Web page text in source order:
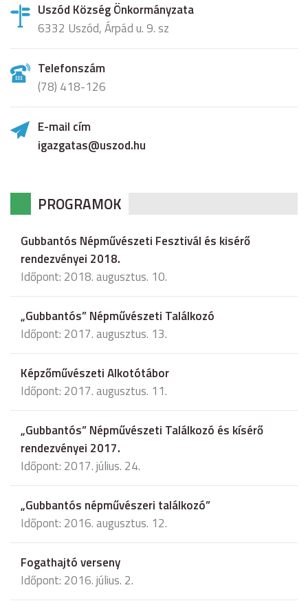
Uszód Község Önkormányzata
6332 Uszód, Árpád u. 9. sz
Telefonszám
(78) 418-126
E-mail cím
igazgatas@uszod.hu
PROGRAMOK
Gubbantós Népművészeti Fesztivál és kisérő
rendezvényei 2018.
Időpont: 2018. augusztus. 10.
„Gubbantós” Népművészeti Találkozó
Időpont: 2017. augusztus. 13.
Képzőművészeti Alkotótábor
Időpont: 2017. augusztus. 11.
„Gubbantós” Népművészeti Találkozó és kísérő
rendezvényei 2017.
Időpont: 2017. július. 24.
„Gubbantós népművészeri találkozó”
Időpont: 2016. augusztus. 12.
Fogathajtó verseny
Időpont: 2016. július. 2.